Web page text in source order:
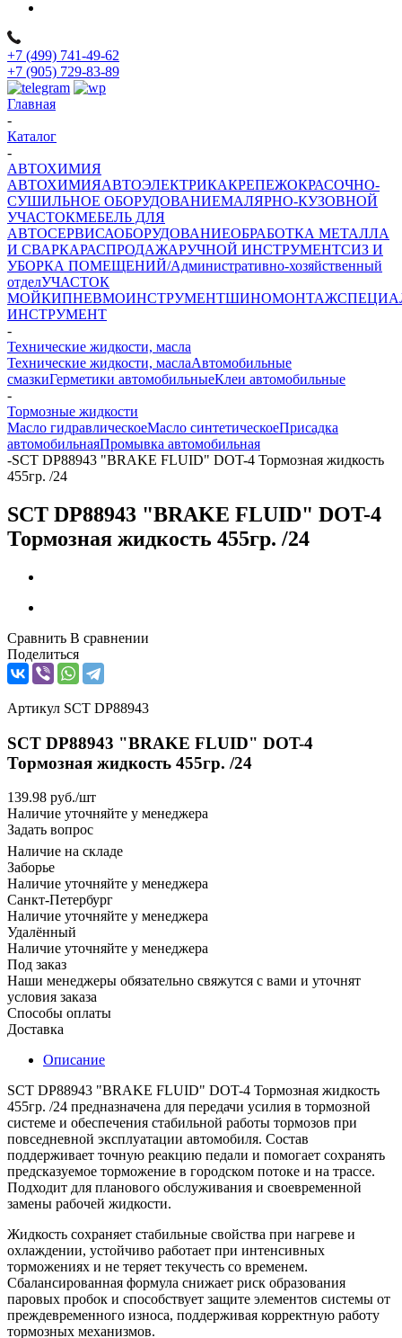
+7 (499) 741-49-62
+7 (905) 729-83-89
Главная
-
Каталог
-
АВТОХИМИЯ
АВТОХИМИЯАВТОЭЛЕКТРИКАКРЕПЕЖОКРАСОЧНО-
СУШИЛЬНОЕ ОБОРУДОВАНИЕМАЛЯРНО-КУЗОВНОЙ
УЧАСТОКМЕБЕЛЬ ДЛЯ
АВТОСЕРВИСАОБОРУДОВАНИЕОБРАБОТКА МЕТАЛЛА
И СВАРКАРАСПРОДАЖАРУЧНОЙ ИНСТРУМЕНТСИЗ И
УБОРКА ПОМЕЩЕНИЙ/Административно-хозяйственный
отделУЧАСТОК
МОЙКИПНЕВМОИНСТРУМЕНТШИНОМОНТАЖ
ИНСТРУМЕНТ
-
Технические жидкости, масла
Технические жидкости, маслаАвтомобильные
смазкиГерметики автомобильныеКлеи автомобильные
-
Тормозные жидкости
Масло гидравлическоеМасло синтетическоеПрисадка
автомобильнаяПромывка автомобильная
-SCT DP88943 "BRAKE FLUID" DOT-4 Тормозная жидкость
455гр. /24
SCT DP88943 "BRAKE FLUID" DOT-4
Тормозная жидкость 455гр. /24
Сравнить В сравнении
Поделиться
Артикул SCT DP88943
SCT DP88943 "BRAKE FLUID" DOT-4
Тормозная жидкость 455гр. /24
139.98 руб./шт
Наличие уточняйте у менеджера
Задать вопрос
Наличие на складе
Заборье
Наличие уточняйте у менеджера
Санкт-Петербург
Наличие уточняйте у менеджера
Удалённый
Наличие уточняйте у менеджера
Под заказ
Наши менеджеры обязательно свяжутся с вами и уточнят
условия заказа
Способы оплаты
Доставка
Описание
SCT DP88943 "BRAKE FLUID" DOT-4 Тормозная жидкость
455гр. /24 предназначена для передачи усилия в тормозной
системе и обеспечения стабильной работы тормозов при
повседневной эксплуатации автомобиля. Состав
поддерживает точную реакцию педали и помогает сохранять
предсказуемое торможение в городском потоке и на трассе.
Подходит для планового обслуживания и своевременной
замены рабочей жидкости.
Жидкость сохраняет стабильные свойства при нагреве и
охлаждении, устойчиво работает при интенсивных
торможениях и не теряет текучесть со временем.
Сбалансированная формула снижает риск образования
паровых пробок и способствует защите элементов системы от
преждевременного износа, поддерживая корректную работу
тормозных механизмов.